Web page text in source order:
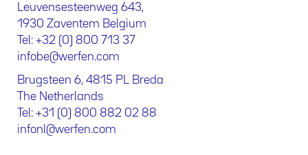
Leuvensesteenweg 643,
1930 Zaventem Belgium
Tel: +32 (0) 800 713 37
infobe@werfen.com
Brugsteen 6, 4815 PL Breda
The Netherlands
Tel: +31 (0) 800 882 02 88
infonl@werfen.com